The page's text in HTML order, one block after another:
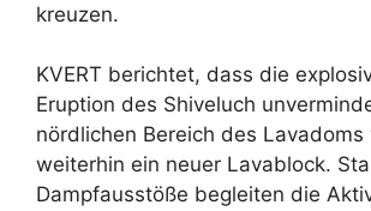
kreuzen.
KVERT berichtet, dass die
Eruption des Shiveluch
nördlichen Bereich des Lavadoms
weiterhin ein neuer Lavablock.
Dampfausstöße begleiten die